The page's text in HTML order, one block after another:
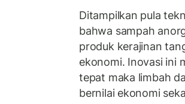
Ditampilkan pula
bahwa sampah
produk kerajinan
ekonomi. Inovasi ini
tepat maka limbah
bernilai ekonomi